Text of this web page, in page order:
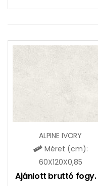
ALPINE IVORY
Méret (cm):
60X120X0,85